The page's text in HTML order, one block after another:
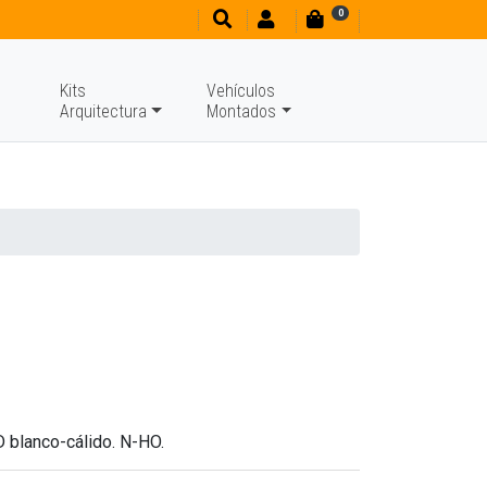
0
Kits
Arquitectura
Vehículos
Montados
blanco-cálido. N-HO.